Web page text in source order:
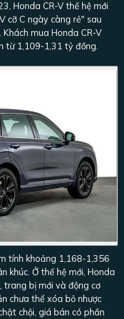
Honda CR-V thế hệ mới
cỡ C ngày càng rẻ" sau
mua Honda CR-V
từ 1,109-1,31 tỷ đồng.
tính khoảng 1,168-1,356
khúc. Ở thế hệ mới, Honda
trang bị mới và động cơ
chưa thể xóa bỏ nhược
chội, giá bán có phần